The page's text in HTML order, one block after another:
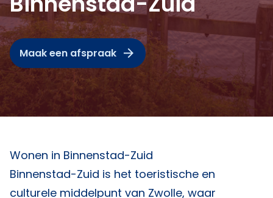
Maak een afspraak
Wonen in Binnenstad-Zuid
Binnenstad-Zuid is het toeristische en
culturele middelpunt van Zwolle, waar